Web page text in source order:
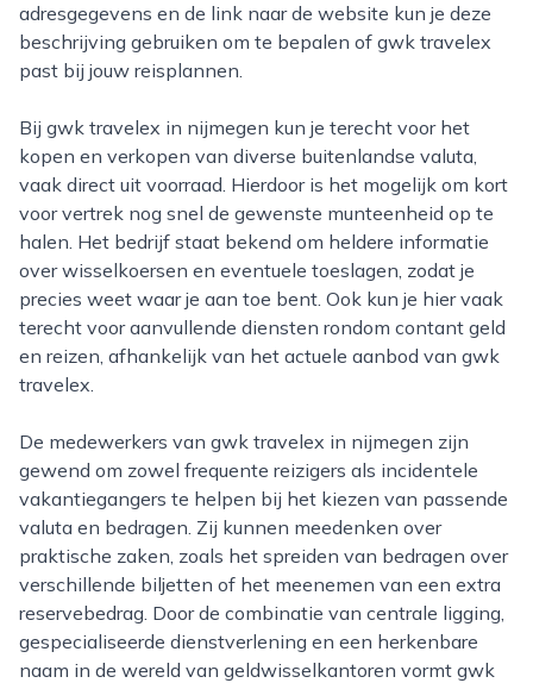
adresgegevens en de link naar de website kun je deze
beschrijving gebruiken om te bepalen of gwk travelex
past bij jouw reisplannen.
Bij gwk travelex in nijmegen kun je terecht voor het
kopen en verkopen van diverse buitenlandse valuta,
vaak direct uit voorraad. Hierdoor is het mogelijk om kort
voor vertrek nog snel de gewenste munteenheid op te
halen. Het bedrijf staat bekend om heldere informatie
over wisselkoersen en eventuele toeslagen, zodat je
precies weet waar je aan toe bent. Ook kun je hier vaak
terecht voor aanvullende diensten rondom contant geld
en reizen, afhankelijk van het actuele aanbod van gwk
travelex.
De medewerkers van gwk travelex in nijmegen zijn
gewend om zowel frequente reizigers als incidentele
vakantiegangers te helpen bij het kiezen van passende
valuta en bedragen. Zij kunnen meedenken over
praktische zaken, zoals het spreiden van bedragen over
verschillende biljetten of het meenemen van een extra
reservebedrag. Door de combinatie van centrale ligging,
gespecialiseerde dienstverlening en een herkenbare
naam in de wereld van geldwisselkantoren vormt gwk